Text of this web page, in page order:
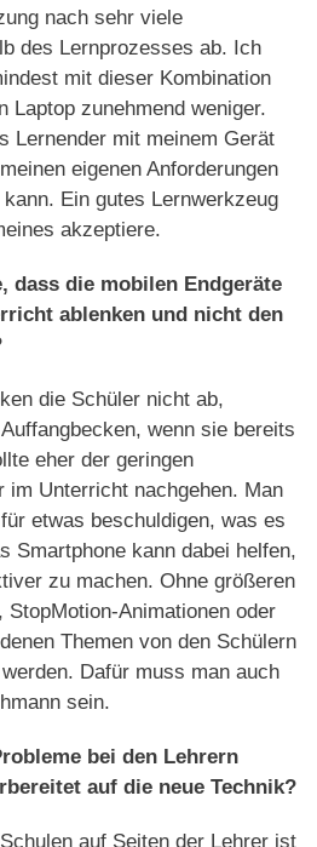
nach sehr viele
des Lernprozesses ab. Ich
mit dieser Kombination
Laptop zunehmend weniger.
Lernender mit meinem Gerät
eigenen Anforderungen
Ein gutes Lernwerkzeug
akzeptiere.
dass die mobilen Endgeräte
ablenken und nicht den
die Schüler nicht ab,
wenn sie bereits
eher der geringen
im Unterricht nachgehen. Man
etwas beschuldigen, was es
Smartphone kann dabei helfen,
zu machen. Ohne größeren
StopMotion-Animationen oder
Themen von den Schülern
Dafür muss man auch
sein.
bei den Lehrern
auf die neue Technik?
auf Seiten der Lehrer ist